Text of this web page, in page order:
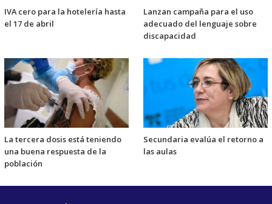
IVA cero para la hotelería hasta
el 17 de abril
Lanzan campaña para el uso
adecuado del lenguaje sobre
discapacidad
La tercera dosis está teniendo
una buena respuesta de la
población
Secundaria evalúa el retorno a
las aulas